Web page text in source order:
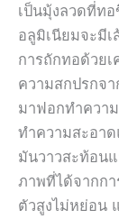
เป็นมุ้งลวดที่ท
อลูมิเนียมจะมี
การถักทอด้วย
ความสกปรกจ
มาฟอกทำควา
ทำความสะอา
มันวาวสะท้อน
ภาพที่ได้จากก
ตัวสูงไม่หย่อน